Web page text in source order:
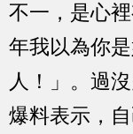
不一，是心
年我以為你
人！」。過
爆料表示，